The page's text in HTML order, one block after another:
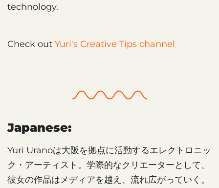
technology.
Check out Yuri's Creative Tips channel
Japanese:
Yuri Uranoは大阪を拠点に活動するエレクトロニッ
ク・アーティスト。学際的なクリエーターとして、
彼女の作品はメディアを越え、流れ広がっていく。